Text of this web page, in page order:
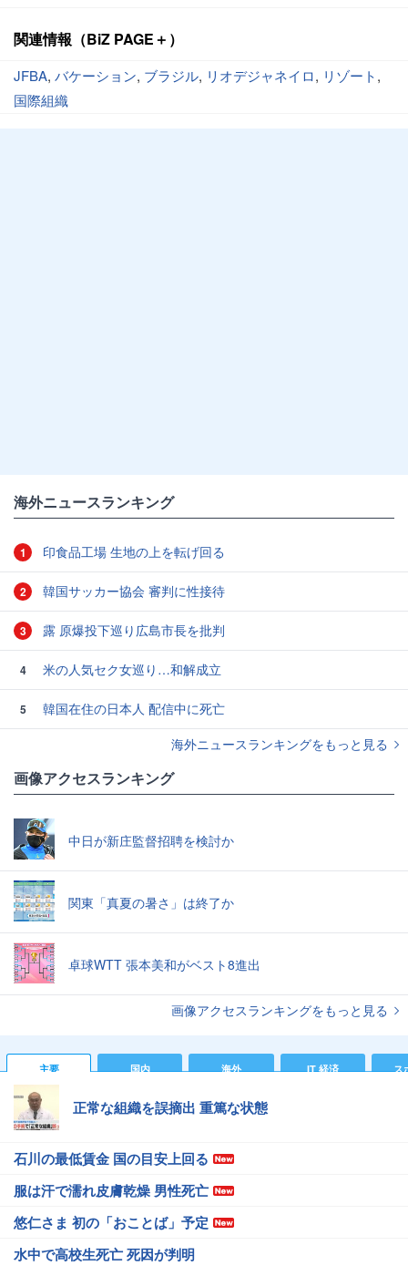
関連情報（BiZ PAGE＋）
JFBA, バケーション, ブラジル, リオデジャネイロ, リゾート,
国際組織
海外ニュースランキング
1 印食品工場 生地の上を転げ回る
2 韓国サッカー協会 審判に性接待
3 露 原爆投下巡り広島市長を批判
4 米の人気セク女巡り…和解成立
5
韓国在住の日本人 配信中に死亡
海外ニュースランキングをもっと見る
画像アクセスランキング
中日が新庄監督招聘を検討か
関東「真夏の暑さ」は終了か
卓球WTT 張本美和がベスト8進出
画像アクセスランキングをもっと見る
主要 国内 海外 IT 経済 ス
正常な組織を誤摘出 重篤な状態
石川の最低賃金 国の目安上回る
服は汗で濡れ皮膚乾燥 男性死亡
悠仁さま 初の「おことば」予定
水中で高校生死亡 死因が判明